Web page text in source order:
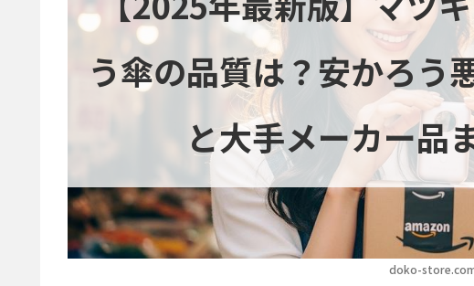
doko-
う傘の品質は？安かろう
と大手メーカー品